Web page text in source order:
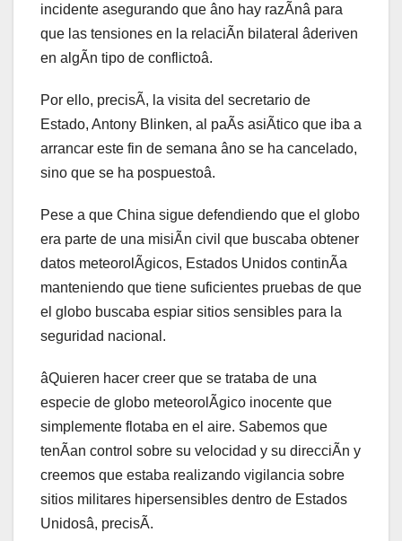
incidente asegurando que âno hay razÃnâ para
que las tensiones en la relaciÃn bilateral âderiven
en algÃn tipo de conflictoâ.
Por ello, precisÃ, la visita del secretario de
Estado, Antony Blinken, al paÃs asiÃtico que iba a
arrancar este fin de semana âno se ha cancelado,
sino que se ha pospuestoâ.
Pese a que China sigue defendiendo que el globo
era parte de una misiÃn civil que buscaba obtener
datos meteorolÃgicos, Estados Unidos continÃa
manteniendo que tiene suficientes pruebas de que
el globo buscaba espiar sitios sensibles para la
seguridad nacional.
âQuieren hacer creer que se trataba de una
especie de globo meteorolÃgico inocente que
simplemente flotaba en el aire. Sabemos que
tenÃan control sobre su velocidad y su direcciÃn y
creemos que estaba realizando vigilancia sobre
sitios militares hipersensibles dentro de Estados
Unidosâ, precisÃ.